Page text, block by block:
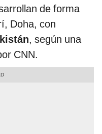
de forma
Doha, con
, según una
CNN.